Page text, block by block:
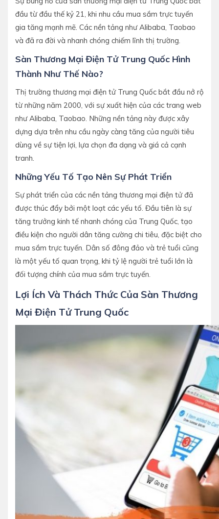
đầu từ đầu thế kỷ 21, khi nhu cầu mua sắm trực tuyến
gia tăng mạnh mẽ. Các nền tảng như Alibaba, Taobao
và đã ra đời và nhanh chóng chiếm lĩnh thị trường.
Sàn Thương Mại Điện Tử Trung Quốc Hình
Thành Như Thế Nào?
Thị trường thương mại điện tử Trung Quốc bắt đầu nở rộ
từ những năm 2000, với sự xuất hiện của các trang web
như Alibaba, Taobao. Những nền tảng này được xây
dựng dựa trên nhu cầu ngày càng tăng của người tiêu
dùng về sự tiện lợi, lựa chọn đa dạng và giá cả cạnh
tranh.
Những Yếu Tố Tạo Nên Sự Phát Triển
Sự phát triển của các nền tảng thương mại điện tử đã
được thúc đẩy bởi một loạt các yếu tố. Đầu tiên là sự
tăng trưởng kinh tế nhanh chóng của Trung Quốc, tạo
điều kiện cho người dân tăng cường chi tiêu, đặc biệt cho
mua sắm trực tuyến. Dân số đông đảo và trẻ tuổi cũng
là một yếu tố quan trọng, khi tỷ lệ người trẻ tuổi lớn là
đối tượng chính của mua sắm trực tuyến.
Lợi Ích Và Thách Thức Của Sàn Thương
Mại Điện Tử Trung Quốc